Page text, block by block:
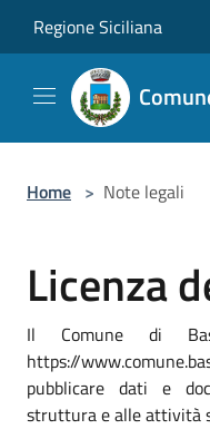
Regione Siciliana
Home > Note legali
Licenza
Il Comune di
https://
pubblicare dati e
struttura e alle attività